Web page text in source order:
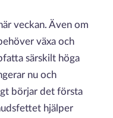
veckan. Även om
växa och
särskilt höga
nu och
börjar det första
hjälper